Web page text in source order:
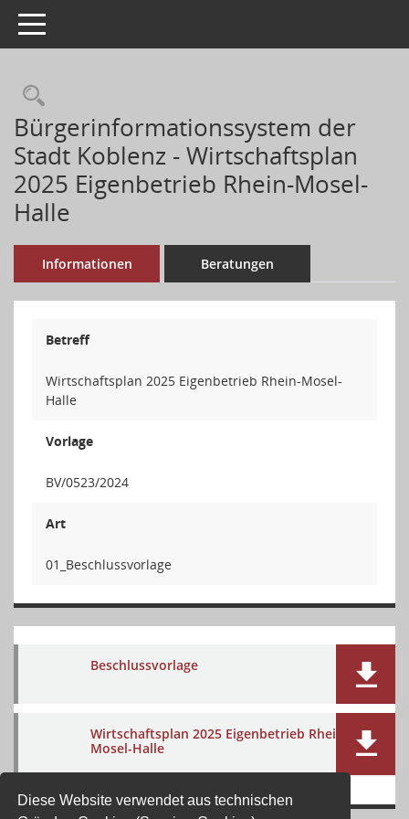
Diese Website verwendet aus technischen
Toggle navigation
Rechercheauswahl
Bürgerinformationssystem der
Stadt Koblenz - Wirtschaftsplan
2025 Eigenbetrieb Rhein-Mosel-
Halle
Informationen Beratungen
Betreff
Wirtschaftsplan 2025 Eigenbetrieb Rhein-Mosel-
Halle
Vorlage
BV/0523/2024
Art
01_Beschlussvorlage
Beschlussvorlage
Wirtschaftsplan 2025 Eigenbetrieb Rhein-
Mosel-Halle